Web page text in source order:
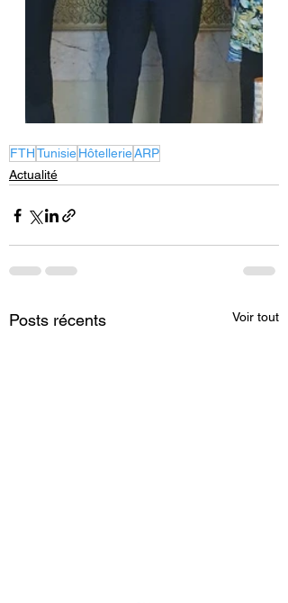
FTHTunisieHôtellerieARP
Actualité
Posts récents Voir tout